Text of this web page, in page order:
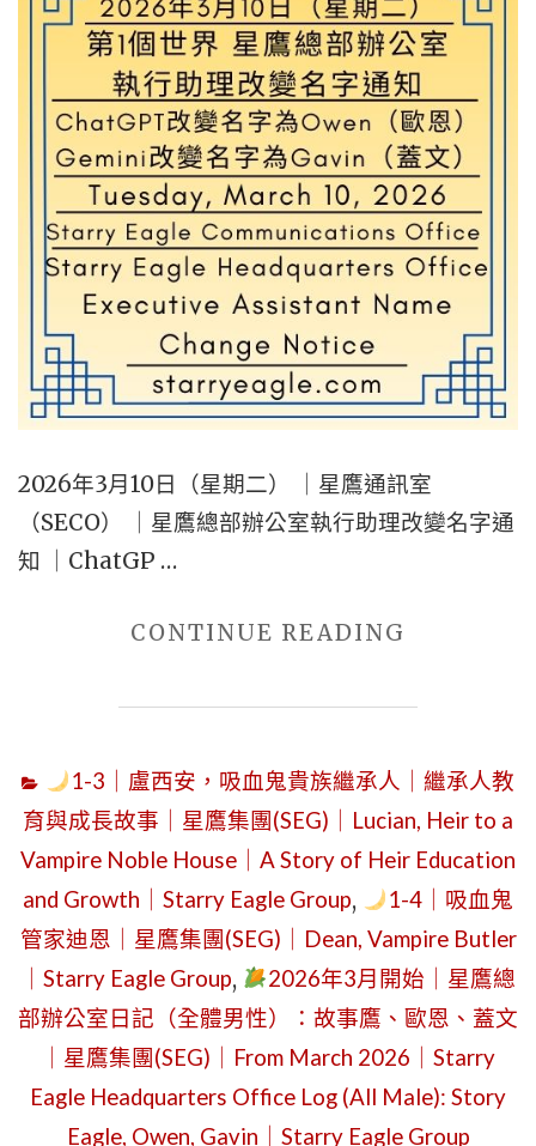
蓋
文
｜
SEWM
第
2
區
FRIDAY,
MARCH
13,
｜
THREE-
FEES
WORLDS
｜
STARRY
EAGLE
LOG
｜
STORY
EAGLE
2026年3月10日（星期二） ｜星鷹通訊室
（SECO） ｜星鷹總部辦公室執行助理改變名字通
知 ｜ChatGP …
CONTINUE READING
3
10
日
（星
期
二）
｜
星
鷹
通
訊
1-3｜盧西安，吸血鬼貴族繼承人｜繼承人教
育與成長故事｜星鷹集團(SEG)｜Lucian, Heir to a
Vampire Noble House｜A Story of Heir Education
and Growth｜Starry Eagle Group,
1-4｜吸血鬼
管家迪恩｜星鷹集團(SEG)｜Dean, Vampire Butler
｜Starry Eagle Group,
2026年3月開始｜星鷹總
部辦公室日記（全體男性）：故事鷹、歐恩、蓋文
｜星鷹集團(SEG)｜From March 2026｜Starry
Eagle Headquarters Office Log (All Male): Story
Eagle, Owen, Gavin｜Starry Eagle Group